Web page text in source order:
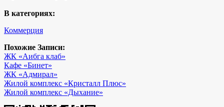
В категориях:
Коммерция
Похожие Записи:
ЖК «Аибга клаб»
Кафе «Бинет»
ЖК «Адмирал»
Жилой комплекс «Кристалл Плюс»
Жилой комплекс «Дыхание»